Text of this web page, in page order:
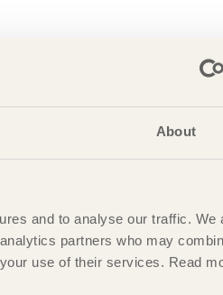
About
and to analyse our traffic. We
partners who may
use of their services. Read